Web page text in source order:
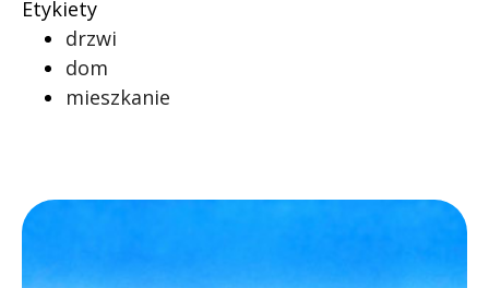
Etykiety
drzwi
dom
mieszkanie